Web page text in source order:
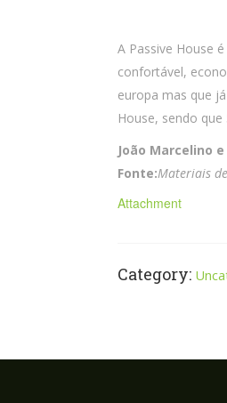
A Passive House
confortável,
europa mas que
House, sendo
João Marcelino
Fonte:Materiais
Attachment
Category: